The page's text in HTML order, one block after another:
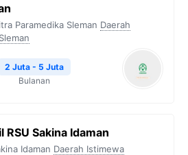
Paramedika Sleman Daerah
Sleman
2 Juta - 5 Juta
Bulanan
Sakina Idaman
Idaman Daerah Istimewa